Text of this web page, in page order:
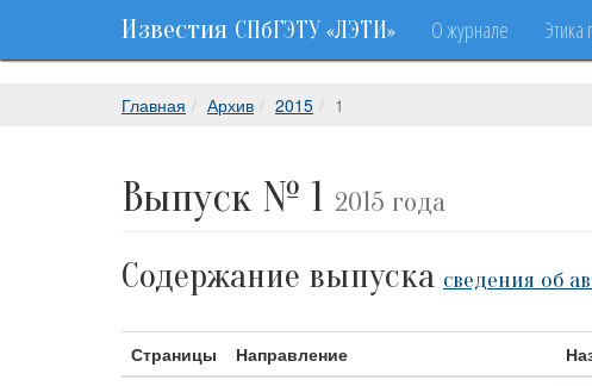
Известия СПбГЭТУ «ЛЭТИ» О журнале Этика
Главная Архив 2015 1
Выпуск № 1 2015 года
Содержание выпуска сведения об
Страницы Направление